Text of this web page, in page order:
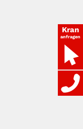
Kran
anfragen